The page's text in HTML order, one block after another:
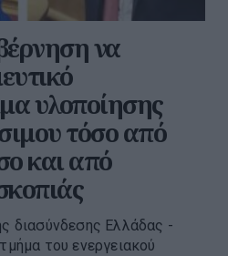
να
υλοποίησης
τόσο από
και από
διασύνδεσης Ελλάδας -
του ενεργειακού